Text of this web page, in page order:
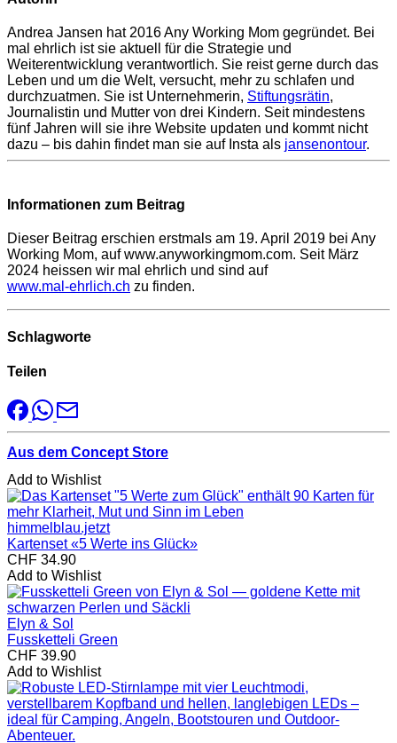
Andrea Jansen hat 2016 Any Working Mom gegründet. Bei
mal ehrlich ist sie aktuell für die Strategie und
Weiterentwicklung verantwortlich. Sie reist gerne durch das
Leben und um die Welt, versucht, mehr zu schlafen und
durchzuatmen. Sie ist Unternehmerin, Stiftungsrätin,
Journalistin und Mutter von drei Kindern. Seit mindestens
fünf Jahren will sie ihre Website updaten und kommt nicht
dazu – bis dahin findet man sie auf Insta als jansenontour.
Informationen zum Beitrag
Dieser Beitrag erschien erstmals am 19. April 2019 bei Any
Working Mom, auf www.anyworkingmom.com. Seit März
2024 heissen wir mal ehrlich und sind auf
www.mal-ehrlich.ch zu finden.
Schlagworte
Teilen
Aus dem Concept Store
Add to Wishlist
himmelblau.jetzt
Kartenset «5 Werte ins Glück»
CHF 34.90
Add to Wishlist
Elyn & Sol
Fussketteli Green
CHF 39.90
Add to Wishlist